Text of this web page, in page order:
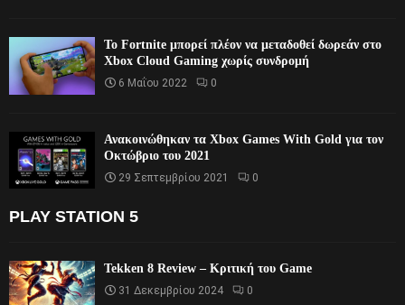
Το Fortnite μπορεί πλέον να μεταδοθεί δωρεάν στο
Xbox Cloud Gaming χωρίς συνδρομή
6 Μαΐου 2022 0
Ανακοινώθηκαν τα Xbox Games With Gold για τον
Οκτώβριο του 2021
29 Σεπτεμβρίου 2021 0
PLAY STATION 5
Tekken 8 Review – Κριτική του Game
31 Δεκεμβρίου 2024 0